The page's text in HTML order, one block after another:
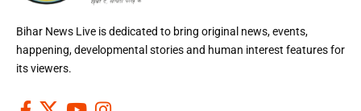
Bihar News Live is dedicated to bring original news, events,
happening, developmental stories and human interest features for
its viewers.